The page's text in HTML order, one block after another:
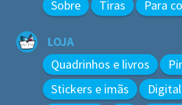
Sobre
Tiras Para
LOJA
Quadrinhos e livros
Stickers e imãs
Digital